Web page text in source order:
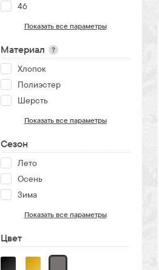
46
Показать все параметры
Материал ?
Хлопок
Полиэстер
Шерсть
Показать все параметры
Сезон
Лето
Осень
Зима
Показать все параметры
Цвет